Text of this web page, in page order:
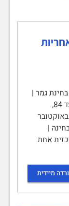
גמר |
הקורס: 13012 – אתיקה בעסקים | מועד 84,
סמסטר 2018ג | כ"ט בתשרי תשע"ט, 8 באוקטובר
הבחינה |
אחת
מיידית